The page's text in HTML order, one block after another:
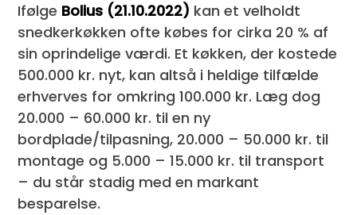
Ifølge Bolius (21.10.2022) kan et velholdt
snedkerkøkken ofte købes for cirka 20 % af
sin oprindelige værdi. Et køkken, der kostede
500.000 kr. nyt, kan altså i heldige tilfælde
erhverves for omkring 100.000 kr. Læg dog
20.000 – 60.000 kr. til en ny
bordplade/tilpasning, 20.000 – 50.000 kr. til
montage og 5.000 – 15.000 kr. til transport
– du står stadig med en markant
besparelse.